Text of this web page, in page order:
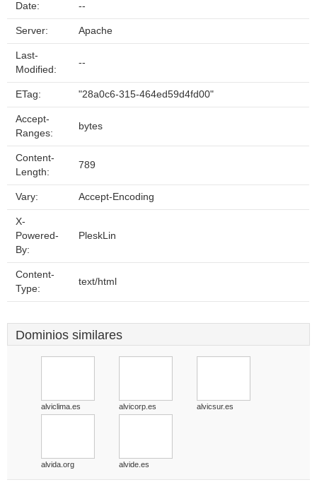
Date: --
Server: Apache
Last-
Modified:
--
ETag: "28a0c6-315-464ed59d4fd00"
Accept-
Ranges:
bytes
Content-
Length:
789
Vary: Accept-Encoding
X-
Powered-
By:
PleskLin
Content-
Type:
text/html
Dominios similares
alviclima.es alvicorp.es alvicsur.es
alvida.org alvide.es